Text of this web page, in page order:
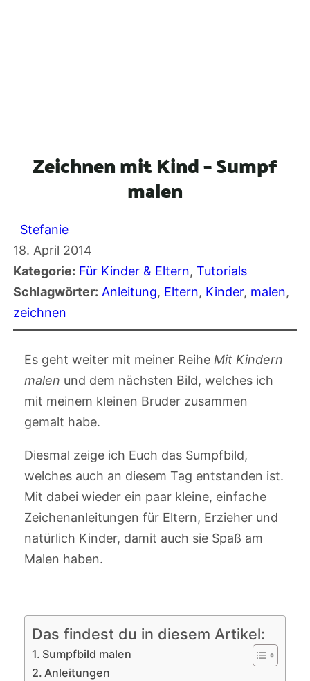
Zeichnen mit Kind – Sumpf
malen
Stefanie
18. April 2014
Kategorie: Für Kinder & Eltern, Tutorials
Schlagwörter: Anleitung, Eltern, Kinder, malen
zeichnen
Es geht weiter mit meiner Reihe Mit Kindern
malen und dem nächsten Bild, welches ich
mit meinem kleinen Bruder zusammen
gemalt habe.
Diesmal zeige ich Euch das Sumpfbild,
welches auch an diesem Tag entstanden ist.
Mit dabei wieder ein paar kleine, einfache
Zeichenanleitungen für Eltern, Erzieher und
natürlich Kinder, damit auch sie Spaß am
Malen haben.
Das findest du in diesem Artikel:
Sumpfbild malen
Anleitungen